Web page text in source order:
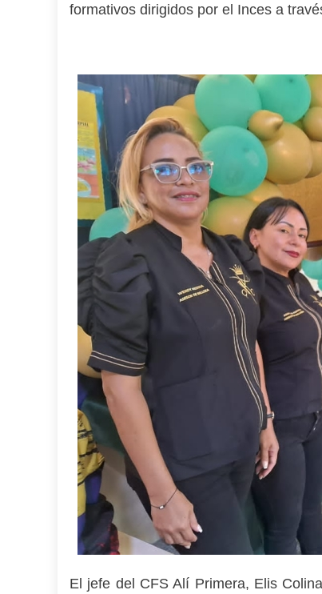
formativos dirigidos por el Inces a
El jefe del CFS Alí Primera, Elis